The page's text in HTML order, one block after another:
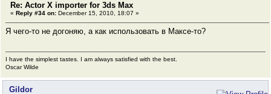
Re: Actor X importer for 3ds Max
« Reply #34 on: December 15, 2010, 18:07 »
Я чего-то не догоняю, а как использовать в Максе-то?
I have the simplest tastes. I am always satisfied with the best.
Oscar Wilde
Gildor